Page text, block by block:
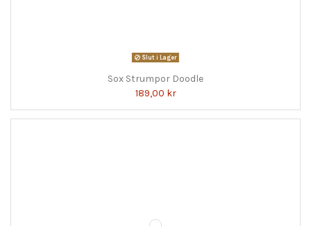
Slut i Lager
Sox Strumpor Doodle
189,00 kr